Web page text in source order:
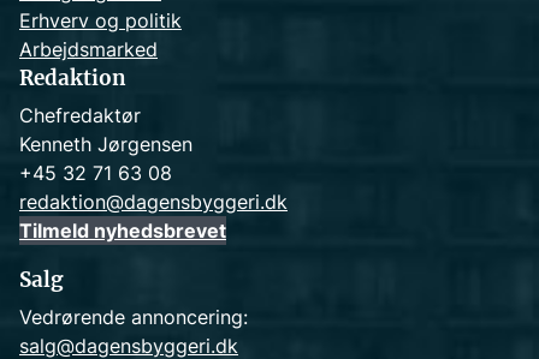
Erhverv og politik
Arbejdsmarked
Redaktion
Chefredaktør
Kenneth Jørgensen
+45 32 71 63 08
redaktion@dagensbyggeri.dk
Tilmeld nyhedsbrevet
Salg
Vedrørende annoncering:
salg@dagensbyggeri.dk